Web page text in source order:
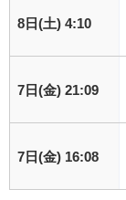
8日(土) 4:10
7日(金) 21:09
7日(金) 16:08